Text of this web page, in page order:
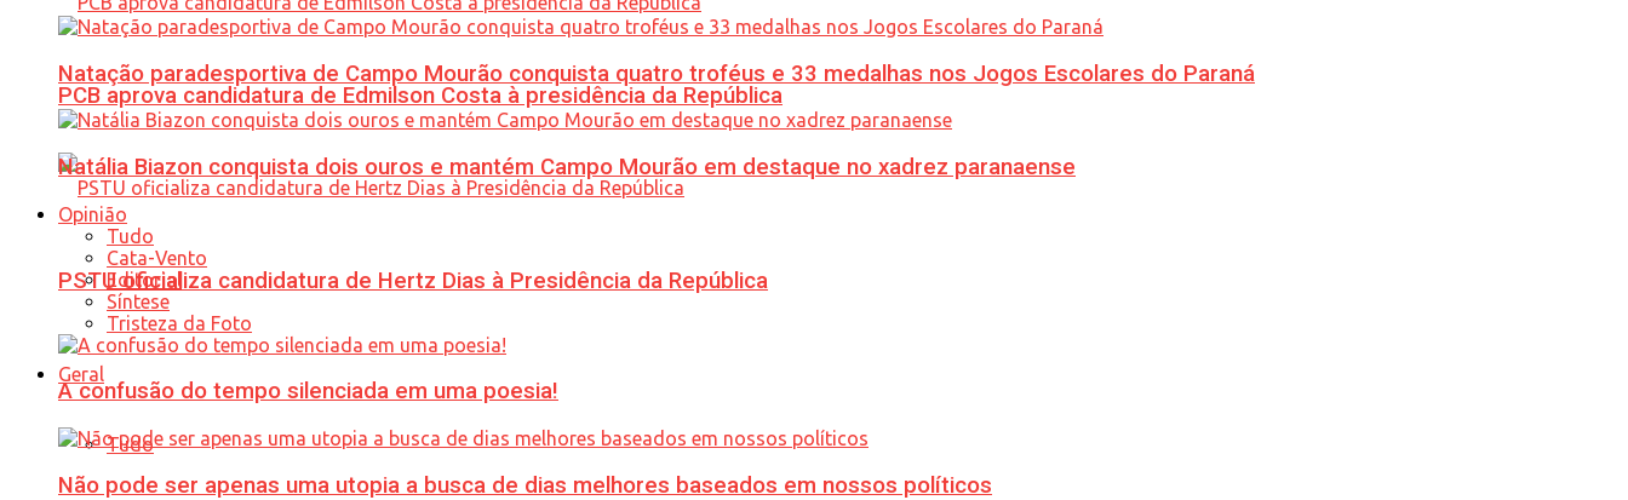
PCB aprova candidatura de Edmilson Costa à presidência da República
PSTU oficializa candidatura de Hertz Dias à Presidência da República
Geral
Tudo
Natação paradesportiva de Campo Mourão conquista quatro troféus e 33 medalhas nos Jogos Escolares do Paraná
Natália Biazon conquista dois ouros e mantém Campo Mourão em destaque no xadrez paranaense
Opinião
Tudo
Cata-Vento
Editorial
Síntese
Tristeza da Foto
A confusão do tempo silenciada em uma poesia!
Não pode ser apenas uma utopia a busca de dias melhores baseados em nossos políticos